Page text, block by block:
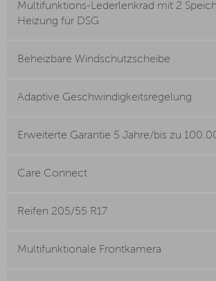
Multifunktions-Lederlenkrad mit 2
Heizung für DSG
Beheizbare Windschutzscheibe
Adaptive Geschwindigkeitsregelung
Erweiterte Garantie 5 Jahre/bis zu
Care Connect
Reifen 205/55 R17
Multifunktionale Frontkamera